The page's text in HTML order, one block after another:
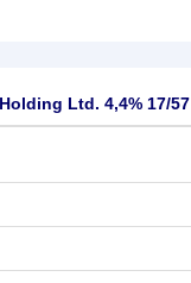
Ltd. 4,4% 17/57